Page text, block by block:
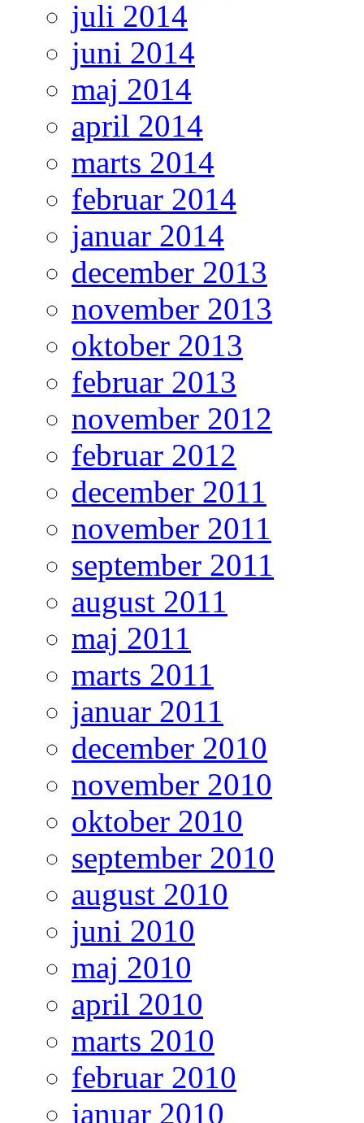
juli 2014
juni 2014
maj 2014
april 2014
marts 2014
februar 2014
januar 2014
december 2013
november 2013
oktober 2013
februar 2013
november 2012
februar 2012
december 2011
november 2011
september 2011
august 2011
maj 2011
marts 2011
januar 2011
december 2010
november 2010
oktober 2010
september 2010
august 2010
juni 2010
maj 2010
april 2010
marts 2010
februar 2010
januar 2010